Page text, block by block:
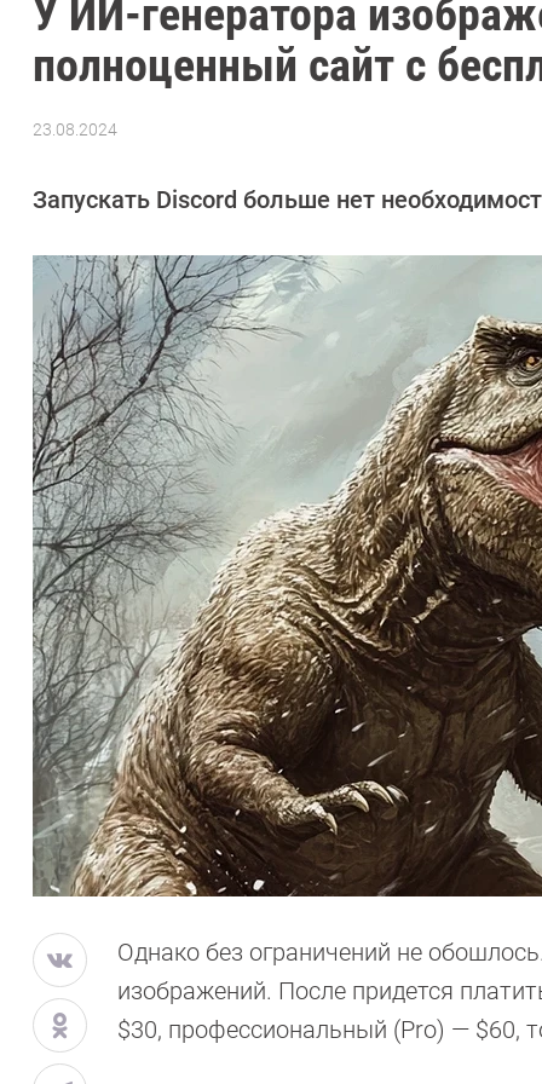
У ИИ-генератора
полноценный сайт с
23.08.2024
Калашников
Запускать Discord больше нет
Однако без ограничений не
изображений. После придется
$30, профессиональный (Pro) — $60,